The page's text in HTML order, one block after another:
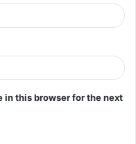
in this browser for the next